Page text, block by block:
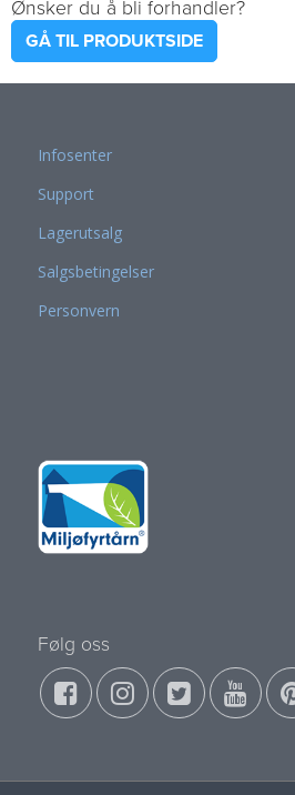
Ønsker du å bli forhandler?
GÅ TIL PRODUKTSIDE
Infosenter
Support
Lagerutsalg
Salgsbetingelser
Personvern
Følg oss